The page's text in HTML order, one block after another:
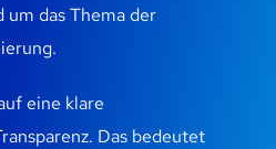
das Thema der
eine klare
Das bedeutet